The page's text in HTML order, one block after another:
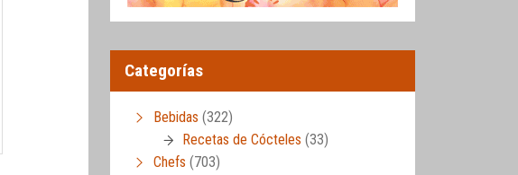
Categorías
Bebidas (322)
Recetas de Cócteles (33)
Chefs (703)